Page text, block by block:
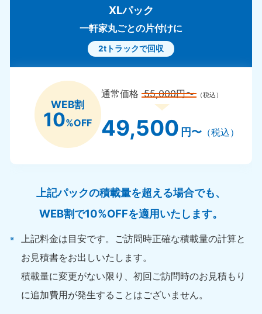
XLパック
一軒家丸ごとの片付けに
2tトラックで回収
WEB割
10%OFF
通常価格55,000円〜 （税込）
49,500 円〜（税込）
上記パックの積載量を超える場合でも、
WEB割で10%OFFを適用いたします。
上記料金は目安です。ご訪問時正確な積載量の計算と
お見積書をお出しいたします。
積載量に変更がない限り、初回ご訪問時のお見積もり
に追加費用が発生することはございません。